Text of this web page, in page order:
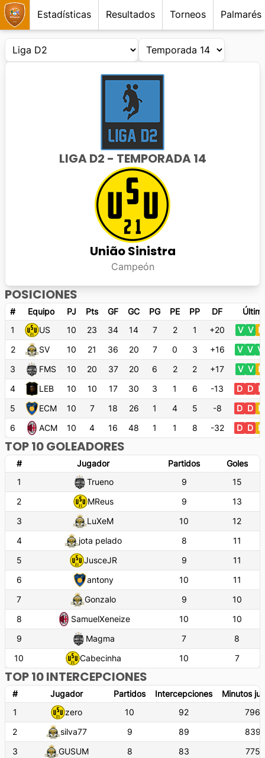
Estadísticas Resultados Torneos Palmarés
LIGA D2 - TEMPORADA14
União Sinistra
Campeón
POSICIONES
# Equipo PJ Pts GF GC PG PE PP DF
1
US 10 23 34 14 7 2 1 +20 V V E
2
SV 10 21 36 20 7 0 3 +16 V V V
3
FMS 10 20 37 20 6 2 2 +17 V V E
4
LEB 10 10 17 30 3 1 6 -13 D D D
5
ECM 10 7 18 26 1 4 5 -8 D D E
6
ACM 10 4 16 48 1 1 8 -32 D D E
TOP 10 GOLEADORES
# Jugador Partidos
Goles
1
Trueno 9
15
2
MReus 9
13
3
LuXeM 10
12
4
jota pelado 8
11
5
JusceJR 9
11
6
antony 10
11
7
Gonzalo 9
10
8
SamuelXeneize 10
10
9
Magma 7
8
10
Cabecinha 10 7
TOP 10 INTERCEPCIONES
# Jugador Partidos Intercepciones
Minutos
1
zero 10 92
796'
2
silva77 9 89
839'
3
GUSUM 8 83
775'